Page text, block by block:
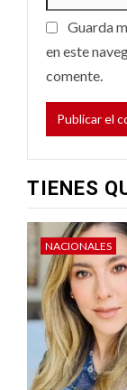
Guarda
en este
comente.
TIENES
NACIONALES